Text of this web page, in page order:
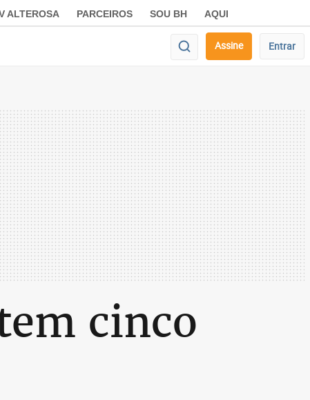
ALTEROSA PARCEIROS SOU BH AQUI
Assine Entrar
cinco